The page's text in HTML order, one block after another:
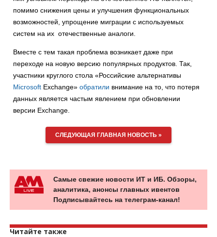
помимо снижения цены и улучшения функциональных
возможностей, упрощение миграции с используемых
систем на их отечественные аналоги.
Вместе с тем такая проблема возникает даже при
переходе на новую версию популярных продуктов. Так,
участники круглого стола «Российские альтернативы
Microsoft Exchange» обратили внимание на то, что потеря
данных является частым явлением при обновлении
версии Exchange.
СЛЕДУЮЩАЯ ГЛАВНАЯ НОВОСТЬ »
Самые свежие новости ИТ и ИБ. Обзоры,
аналитика, анонсы главных ивентов
Подписывайтесь на телеграм-канал!
Читайте также